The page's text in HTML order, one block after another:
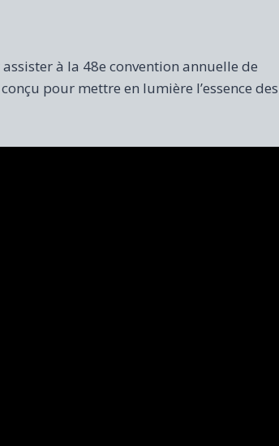
à la 48e convention annuelle de
pour mettre en lumière l’essence des